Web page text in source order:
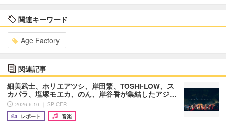
関連キーワード
Age Factory
関連記事
細美武士、ホリエアツシ、岸田繁、TOSHI-LOW、ス
カパラ、塩塚モエカ、のん、岸谷香が集結したアジ…
2026.6.10 ｜ SPICER
レポート
音楽